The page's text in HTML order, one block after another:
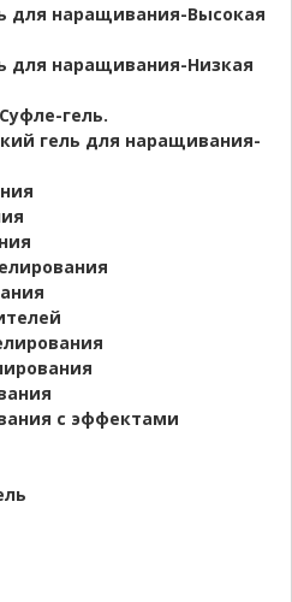
для наращивания-Высокая
для наращивания-Низкая
гель.
гель для наращивания-
с эффектами